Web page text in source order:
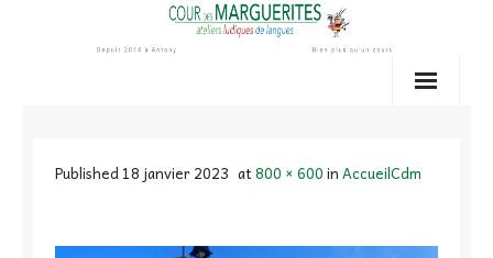
Published18 janvier 2023 at800 × 600inAccueilCdm